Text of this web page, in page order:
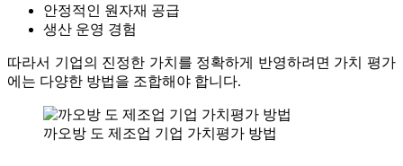
안정적인 원자재 공급
생산 운영 경험
따라서 기업의 진정한 가치를 정확하게 반영하려면 가치 평가
에는 다양한 방법을 조합해야 합니다.
까오방 도 제조업 기업 가치평가 방법